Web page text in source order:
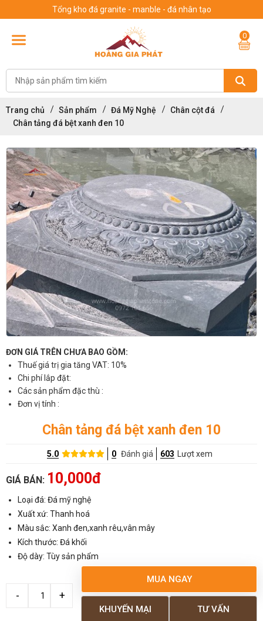
Tổng kho đá granite - manble - đá nhân tạo
0
Trang chủ Sản phẩm Đá Mỹ Nghệ
Chân cột đá
Chân tảng đá bệt xanh đen 10
ĐƠN GIÁ TRÊN CHƯA BAO GỒM:
Thuế giá trị gia tăng VAT: 10%
Chi phí lắp đặt:
Các sản phẩm đặc thù :
Đơn vị tính :
Chân tảng đá bệt xanh đen 10
5.0 0 Đánh giá 603 Lượt xem
GIÁ BÁN: 10,000đ
Loại đá: Đá mỹ nghệ
Xuất xứ: Thanh hoá
Màu sắc: Xanh đen,xanh rêu,vân mây
Kích thước: Đá khối
Độ dày: Tùy sản phẩm
MUA NGAY
TƯ VẤN
KHUYẾN MẠI